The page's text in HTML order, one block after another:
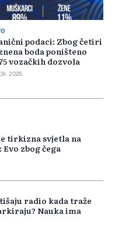
podaci: Zbog četiri
boda poništeno
vozačkih dozvola
2026.
tirkizna svjetla na
zbog čega
radio kada traže
Nauka ima